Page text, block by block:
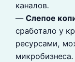
каналов.
— Слепое
сработало у
ресурсами,
микробизнеса.